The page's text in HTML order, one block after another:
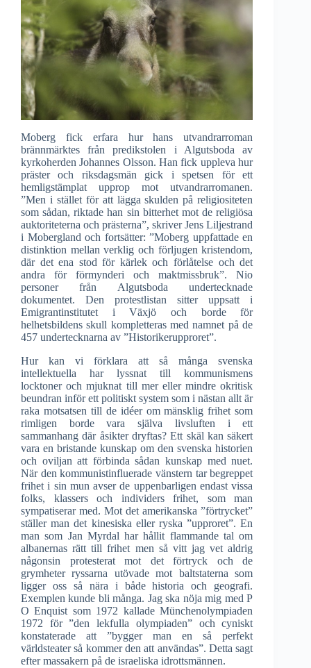
Moberg fick erfara hur hans utvandrarroman
brännmärktes från predikstolen i Algutsboda av
kyrkoherden Johannes Olsson. Han fick uppleva hur
präster och riksdagsmän gick i spetsen för ett
hemligstämplat upprop mot utvandrarromanen.
”Men i stället för att lägga skulden på religiositeten
som sådan, riktade han sin bitterhet mot de religiösa
auktoriteterna och prästerna”, skriver Jens Liljestrand
i Mobergland och fortsätter: ”Moberg uppfattade en
distinktion mellan verklig och förljugen kristendom,
där det ena stod för kärlek och förlåtelse och det
andra för förmynderi och maktmissbruk”. Nio
personer från Algutsboda undertecknade
dokumentet. Den protestlistan sitter uppsatt i
Emigrantinstitutet i Växjö och borde för
helhetsbildens skull kompletteras med namnet på de
457 undertecknarna av ”Historikerupproret”.
Hur kan vi förklara att så många svenska
intellektuella har lyssnat till kommunismens
locktoner och mjuknat till mer eller mindre okritisk
beundran inför ett politiskt system som i nästan allt är
raka motsatsen till de idéer om mänsklig frihet som
rimligen borde vara själva livsluften i ett
sammanhang där åsikter dryftas? Ett skäl kan säkert
vara en bristande kunskap om den svenska historien
och oviljan att förbinda sådan kunskap med nuet.
När den kommunistinfluerade vänstern tar begreppet
frihet i sin mun avser de uppenbarligen endast vissa
folks, klassers och individers frihet, som man
sympatiserar med. Mot det amerikanska ”förtrycket”
ställer man det kinesiska eller ryska ”upproret”. En
man som Jan Myrdal har hållit flammande tal om
albanernas rätt till frihet men så vitt jag vet aldrig
någonsin protesterat mot det förtryck och de
grymheter ryssarna utövade mot baltstaterna som
ligger oss så nära i både historia och geografi.
Exemplen kunde bli många. Jag ska nöja mig med P
O Enquist som 1972 kallade Münchenolympiaden
1972 för ”den lekfulla olympiaden” och cyniskt
konstaterade att ”bygger man en så perfekt
världsteater så kommer den att användas”. Detta sagt
efter massakern på de israeliska idrottsmännen.